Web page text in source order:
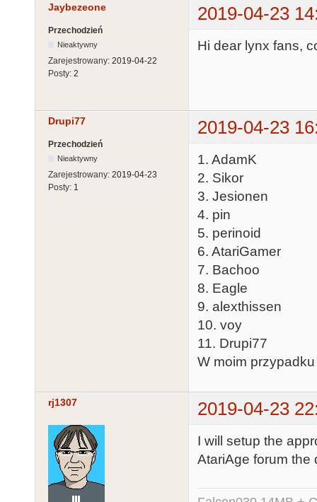
Jaybezeone 2019-04-23
Przechodzień
Nieaktywny
Zarejestrowany: 2019-04-22
Posty: 2
Hi dear lynx fans,
Drupi77 2019-04-23
Przechodzień
Nieaktywny
Zarejestrowany: 2019-04-23
Posty: 1
1. AdamK
2. Sikor
3. Jesionen
4. pin
5. perinoid
6. AtariGamer
7. Bachoo
8. Eagle
9. alexthissen
10. voy
11. Drupi77
W moim
rj1307 2019-04-23
I will setup the
AtariAge forum the